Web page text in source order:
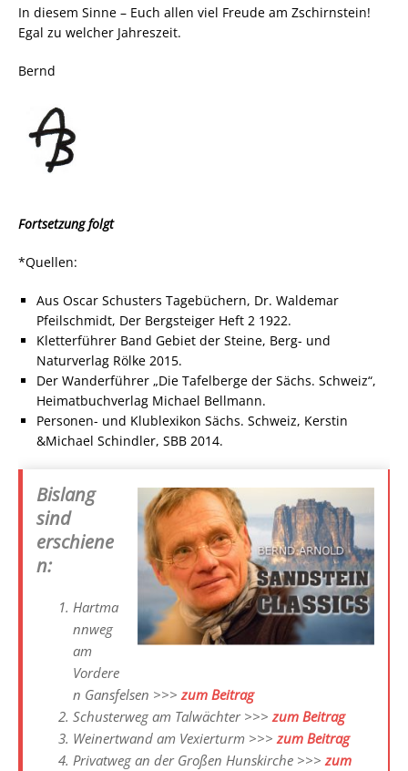
In diesem Sinne – Euch allen viel Freude am Zschirnstein!
Egal zu welcher Jahreszeit.
Bernd
Fortsetzung folgt
*Quellen:
Aus Oscar Schusters Tagebüchern, Dr. Waldemar
Pfeilschmidt, Der Bergsteiger Heft 2 1922.
Kletterführer Band Gebiet der Steine, Berg- und
Naturverlag Rölke 2015.
Der Wanderführer „Die Tafelberge der Sächs. Schweiz“,
Heimatbuchverlag Michael Bellmann.
Personen- und Klublexikon Sächs. Schweiz, Kerstin
&Michael Schindler, SBB 2014.
Bislang
sind
erschiene
n:
Hartma
nnweg
am
Vordere
n Gansfelsen >>>zum Beitrag
Schusterweg am Talwächter >>>zum Beitrag
Weinertwand am Vexierturm >>>zum Beitrag
Privatweg an der Großen Hunskirche >>>zum